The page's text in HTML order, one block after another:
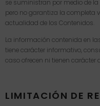
se suministran por medio de la
pero no garantiza la completa
actualidad de los Contenidos.
La información contenida en
tiene carácter informativo,
caso ofrecen ni tienen
LIMITACIÓN DE